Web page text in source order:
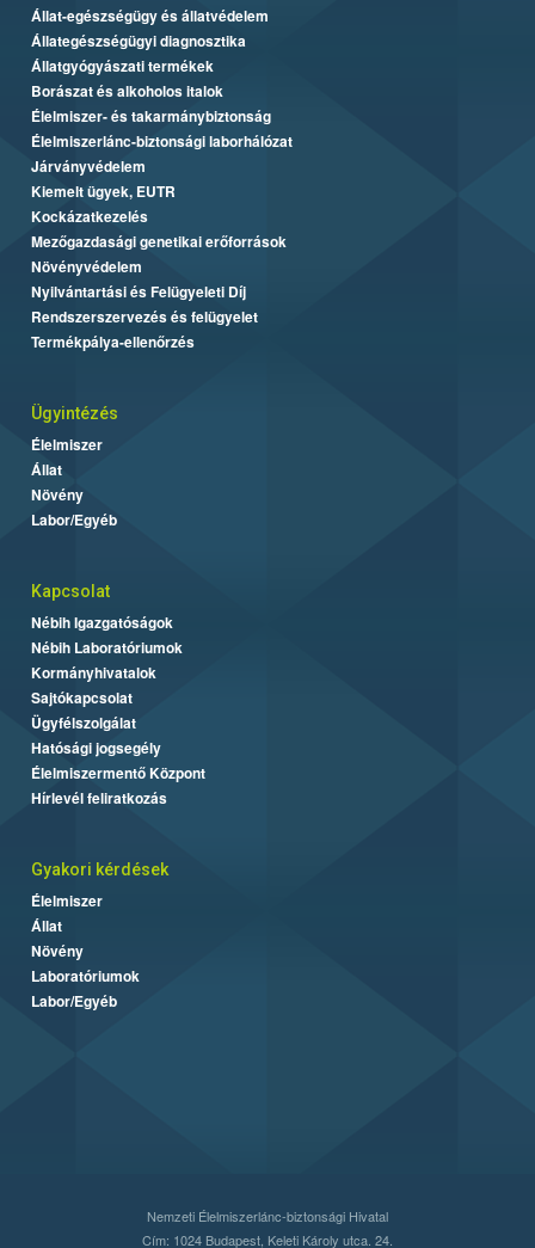
Állat-egészségügy és állatvédelem
Állategészségügyi diagnosztika
Állatgyógyászati termékek
Borászat és alkoholos italok
Élelmiszer- és takarmánybiztonság
Élelmiszerlánc-biztonsági laborhálózat
Járványvédelem
Kiemelt ügyek, EUTR
Kockázatkezelés
Mezőgazdasági genetikai erőforrások
Növényvédelem
Nyilvántartási és Felügyeleti Díj
Rendszerszervezés és felügyelet
Termékpálya-ellenőrzés
Ügyintézés
Élelmiszer
Állat
Növény
Labor/Egyéb
Kapcsolat
Nébih Igazgatóságok
Nébih Laboratóriumok
Kormányhivatalok
Sajtókapcsolat
Ügyfélszolgálat
Hatósági jogsegély
Élelmiszermentő Központ
Hírlevél feliratkozás
Gyakori kérdések
Élelmiszer
Állat
Növény
Laboratóriumok
Labor/Egyéb
Nemzeti Élelmiszerlánc-biztonsági Hivatal
Cím: 1024 Budapest, Keleti Károly utca. 24.